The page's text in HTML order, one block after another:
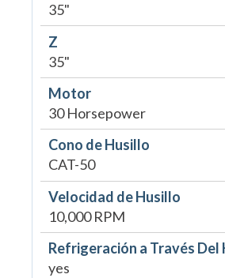
35"
Z
35"
Motor
30 Horsepower
Cono de Husillo
CAT-50
Velocidad de Husillo
10,000 RPM
Refrigeración a Través Del
yes